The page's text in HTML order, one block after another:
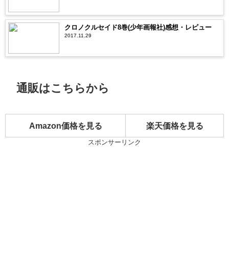
クロノクルセイド8巻(少年画報社)感想・レビュー
2017.11.29
通販はこちらから
Amazon価格を見る 楽天価格を見る
スポンサーリンク